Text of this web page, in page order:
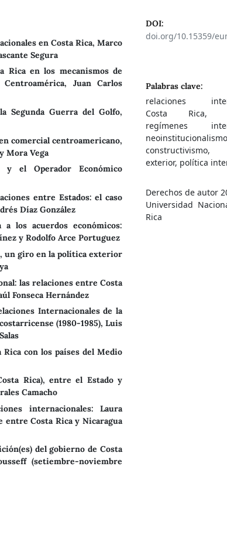
en Costa Rica, Marco
Segura
Rica en los mecanismos de
Juan Carlos
Segunda Guerra del Golfo,
comercial centroamericano,
Mora Vega
y el Operador Económico
entre Estados: el caso
Díaz González
a los acuerdos económicos:
y Rodolfo Arce Portuguez
un giro en la política exterior
las relaciones entre Costa
Fonseca Hernández
Internacionales de la
(1980-1985), Luis
con los países del Medio
Rica), entre el Estado y
Camacho
internacionales: Laura
Costa Rica y Nicaragua
del gobierno de Costa
(setiembre-noviembre
DOI:
doi.org/10.15359/
Palabras clave:
relaciones
Costa Rica,
regímenes
exterior, política
Derechos de autor
Universidad
Rica